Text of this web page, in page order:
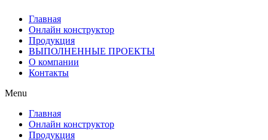
Главная
Онлайн конструктор
Продукция
ВЫПОЛНЕННЫЕ ПРОЕКТЫ
О компании
Контакты
Menu
Главная
Онлайн конструктор
Продукция